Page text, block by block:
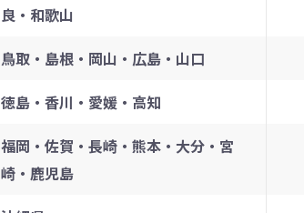
良・和歌山
鳥取・島根・岡山・広島・山口
徳島・香川・愛媛・高知
福岡・佐賀・長崎・熊本・大分・宮
崎・鹿児島